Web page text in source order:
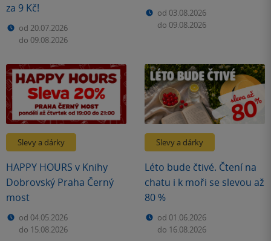
za 9 Kč!
od 20.07.2026
do 09.08.2026
od 03.08.2026
do 09.08.2026
Slevy a dárky
HAPPY HOURS v Knihy
Dobrovský Praha Černý
most
od 04.05.2026
do 15.08.2026
Slevy a dárky
Léto bude čtivé. Čtení na
chatu i k moři se slevou až
80 %
od 01.06.2026
do 16.08.2026